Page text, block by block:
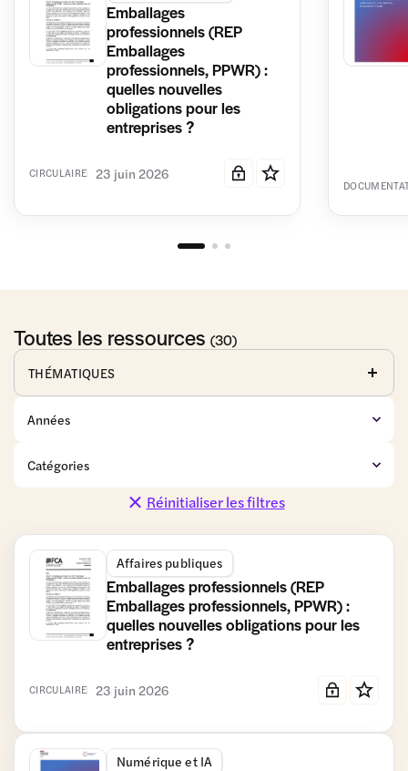
Emballages
professionnels (REP
Emballages
professionnels, PPWR) :
quelles nouvelles
obligations pour les
entreprises ?
CIRCULAIRE 23 juin 2026
Toutes les ressources (30)
THÉMATIQUES
publiques
de détail
personnelles
Fiscalité et
Comptabilité
Gestion du
patrimoine
Gouvernance
Logistique
Modèle
coopératif
et associé
Moyens
de
Numérique
et IA
commerciales
Reprise et
Entrepreneuriat
Formation
et
sociétés
Réinitialiser les filtres
Affaires publiques
Emballages professionnels (REP
Emballages professionnels, PPWR) :
quelles nouvelles obligations pour les
entreprises ?
CIRCULAIRE 23 juin 2026
Numérique et IA